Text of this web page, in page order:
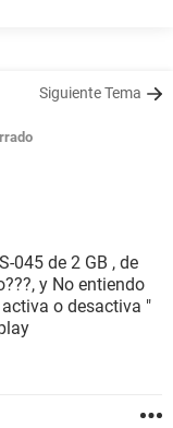
Siguiente Tema
045 de 2 GB , de
y No entiendo
o desactiva "